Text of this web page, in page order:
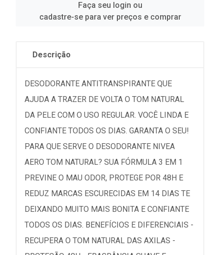
Faça seu login ou
cadastre-se para ver preços e comprar
Descrição
DESODORANTE ANTITRANSPIRANTE QUE
AJUDA A TRAZER DE VOLTA O TOM NATURAL
DA PELE COM O USO REGULAR. VOCÊ LINDA E
CONFIANTE TODOS OS DIAS. GARANTA O SEU!
PARA QUE SERVE O DESODORANTE NIVEA
AERO TOM NATURAL? SUA FÓRMULA 3 EM 1
PREVINE O MAU ODOR, PROTEGE POR 48H E
REDUZ MARCAS ESCURECIDAS EM 14 DIAS TE
DEIXANDO MUITO MAIS BONITA E CONFIANTE
TODOS OS DIAS. BENEFÍCIOS E DIFERENCIAIS -
RECUPERA O TOM NATURAL DAS AXILAS -